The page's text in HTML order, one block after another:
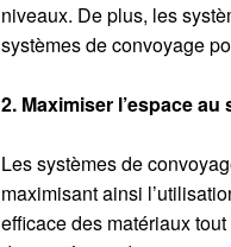
niveaux. De plus, les
systèmes de convoyage
2. Maximiser l’espace au
Les systèmes de
maximisant ainsi
efficace des matériaux